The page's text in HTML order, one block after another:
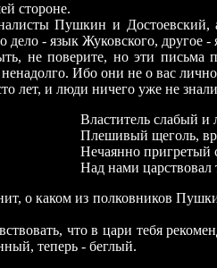
стороне.
Пушкин и Достоевский,
дело - язык Жуковского, другое -
не поверите, но эти письма
Ибо они не о вас
лет, и люди ничего уже не
Властитель слабый и
Плешивый щеголь,
Нечаянно пригретый
Над нами царствовал
о каком из полковников
что в цари тебя
теперь - беглый.